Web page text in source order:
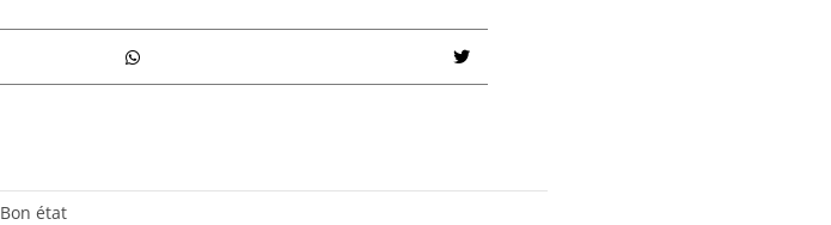
Bon état